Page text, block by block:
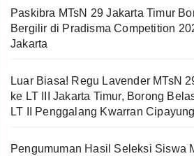
Paskibra MTsN 29 Jakarta Timur
Bergilir di Pradisma Competition
Jakarta
Luar Biasa! Regu Lavender MTsN
ke LT III Jakarta Timur, Borong
LT II Penggalang Kwarran Cipayung
Pengumuman Hasil Seleksi Siswa